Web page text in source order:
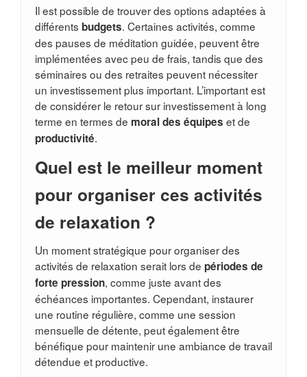
Il est possible de trouver des options adaptées à
différents budgets. Certaines activités, comme
des pauses de méditation guidée, peuvent être
implémentées avec peu de frais, tandis que des
séminaires ou des retraites peuvent nécessiter
un investissement plus important. L’important est
de considérer le retour sur investissement à long
terme en termes de moral des équipes et de
productivité.
Quel est le meilleur moment
pour organiser ces activités
de relaxation ?
Un moment stratégique pour organiser des
activités de relaxation serait lors de périodes de
forte pression, comme juste avant des
échéances importantes. Cependant, instaurer
une routine régulière, comme une session
mensuelle de détente, peut également être
bénéfique pour maintenir une ambiance de travail
détendue et productive.